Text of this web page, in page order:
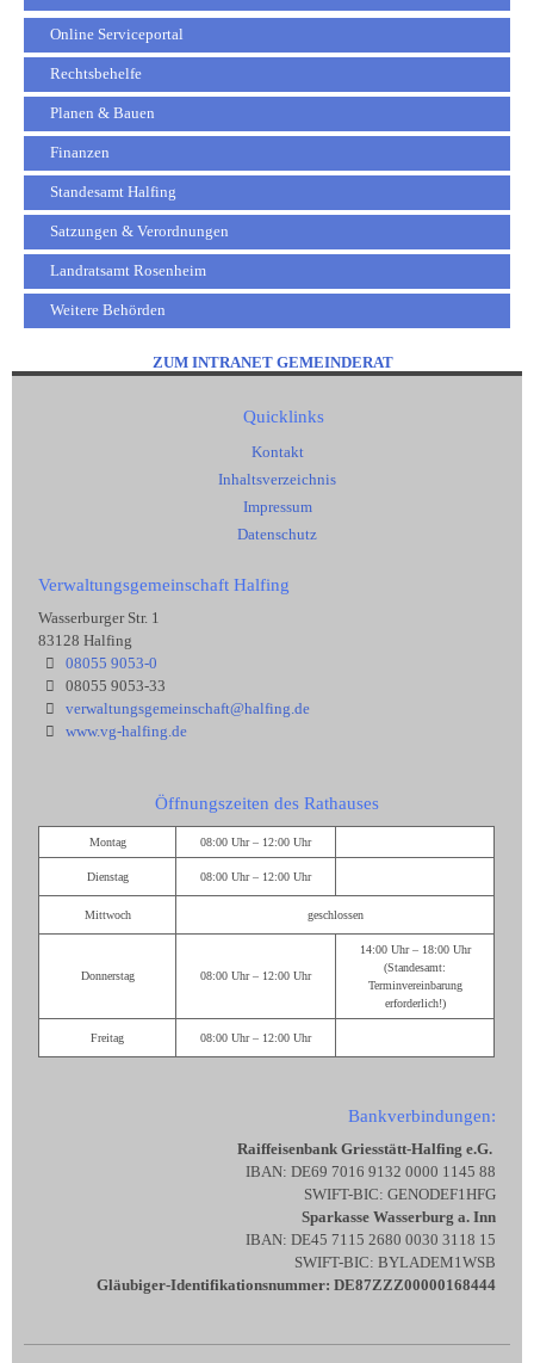
Online Serviceportal
Rechtsbehelfe
Planen & Bauen
Finanzen
Standesamt Halfing
Satzungen & Verordnungen
Landratsamt Rosenheim
Weitere Behörden
ZUM INTRANET GEMEINDERAT
Quicklinks
Kontakt
Inhaltsverzeichnis
Impressum
Datenschutz
Verwaltungsgemeinschaft Halfing
Wasserburger Str. 1
83128 Halfing
08055 9053-0
08055 9053-33
verwaltungsgemeinschaft@halfing.de
www.vg-halfing.de
Öffnungszeiten des Rathauses
Montag 08:00 Uhr – 12:00 Uhr
Dienstag 08:00 Uhr – 12:00 Uhr
Mittwoch geschlossen
Donnerstag 08:00 Uhr – 12:00 Uhr
14:00 Uhr – 18:00 Uhr
(Standesamt:
Terminvereinbarung
erforderlich!)
Freitag 08:00 Uhr – 12:00 Uhr
Bankverbindungen:
Raiffeisenbank Griesstätt-Halfing e.G.
IBAN: DE69 7016 9132 0000 1145 88
SWIFT-BIC: GENODEF1HFG
Sparkasse Wasserburg a. Inn
IBAN: DE45 7115 2680 0030 3118 15
SWIFT-BIC: BYLADEM1WSB
Gläubiger-Identifikationsnummer: DE87ZZZ00000168444